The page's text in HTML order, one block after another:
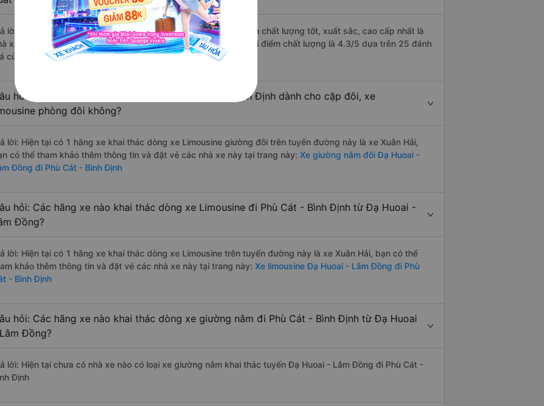
lời: Những hãng xe đi Đạ Huoai - Lâm Đồng Phù Cát - Bình Định chất lượng tốt, xuất sắc, cao cấp nhất là
xe Xuân Hải đi Phù Cát - Bình Định từ Đạ Huoai - Lâm Đồng với điểm chất lượng là 4.3/5 dựa trên 25 đánh
của khách hàng).
hỏi: Có loại xe Đạ Huoai - Lâm Đồng Phù Cát - Bình Định dành cho cặp đôi, xe
phòng đôi không?
lời: Hiện tại có 1 hãng xe khai thác dòng xe Limousine giường đôi trên tuyến đường này là xe Xuân Hải,
có thể tham khảo thêm thông tin và đặt vé các nhà xe này tại trang này: Xe giường nằm đôi Đạ Huoai -
Đồng đi Phù Cát - Bình Định
hỏi: Các hãng xe nào khai thác dòng xe Limousine đi Phù Cát - Bình Định từ Đạ Huoai -
Đồng?
lời: Hiện tại có 1 hãng xe khai thác dòng xe Limousine trên tuyến đường này là xe Xuân Hải, bạn có thể
khảo thêm thông tin và đặt vé các nhà xe này tại trang này: Xe limousine Đạ Huoai - Lâm Đồng đi Phù
- Bình Định
hỏi: Các hãng xe nào khai thác dòng xe giường nằm đi Phù Cát - Bình Định từ Đạ Huoai
Đồng?
lời: Hiện tại chưa có nhà xe nào có loại xe giường nằm khai thác tuyến Đạ Huoai - Lâm Đồng đi Phù Cát -
Định